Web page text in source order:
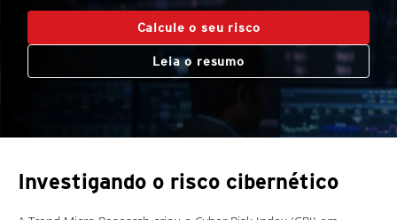
Calcule o seu risco
Leia o resumo
Investigando o risco cibernético